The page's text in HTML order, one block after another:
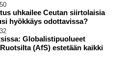
uhkailee Ceutan siirtolaisia
hyökkäys odottavissa?
Globalistipuolueet
(AfS) estetään kaikki